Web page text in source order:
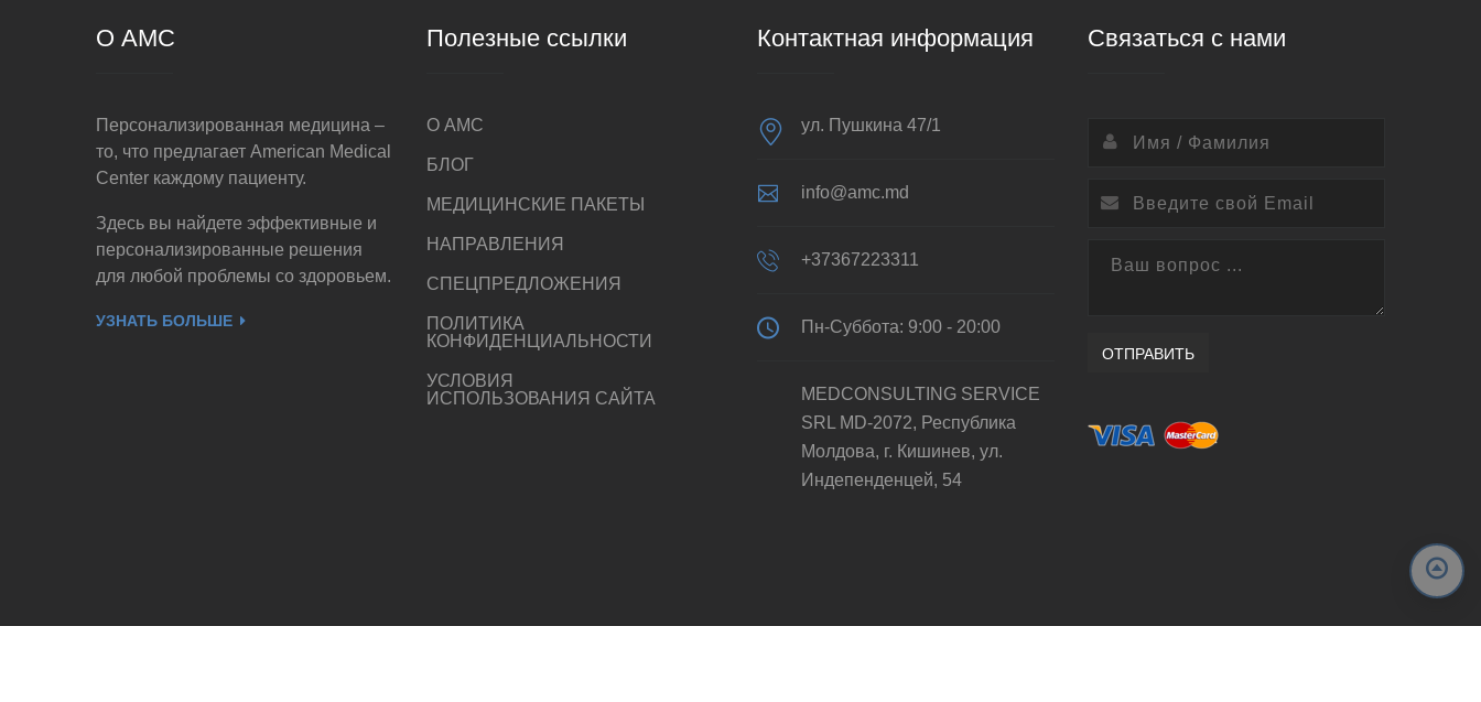
О AMC
Персонализированная медицина –
то, что предлагает American Medical
Center каждому пациенту.
Здесь вы найдете эффективные и
персонализированные решения
для любой проблемы со здоровьем.
УЗНАТЬ БОЛЬШЕ
Полезные ссылки
О AMC
БЛОГ
МЕДИЦИНСКИЕ ПАКЕТЫ
НАПРАВЛЕНИЯ
СПЕЦПРЕДЛОЖЕНИЯ
ПОЛИТИКА
КОНФИДЕНЦИАЛЬНОСТИ
УСЛОВИЯ
ИСПОЛЬЗОВАНИЯ САЙТА
Контактная информация
ул. Пушкина 47/1
info@amc.md
+37367223311
Пн-Суббота: 9:00 - 20:00
MEDCONSULTING SERVICE
SRL MD-2072, Республика
Молдова, г. Кишинев, ул.
Индепенденцей, 54
Связаться с нами
ОТПРАВИТЬ